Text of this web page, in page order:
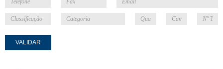
VALIDAR